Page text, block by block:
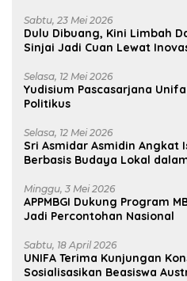
Sabtu, 23 Mei 2026
Dulu Dibuang, Kini Limbah
Sinjai Jadi Cuan Lewat
Selasa, 12 Mei 2026
Yudisium Pascasarjana
Politikus
Selasa, 12 Mei 2026
Sri Asmidar Asmidin Angkat
Berbasis Budaya Lokal
Minggu, 3 Mei 2026
APPMBGI Dukung Program
Jadi Percontohan Nasional
Sabtu, 18 April 2026
UNIFA Terima Kunjungan
Sosialisasikan Beasiswa